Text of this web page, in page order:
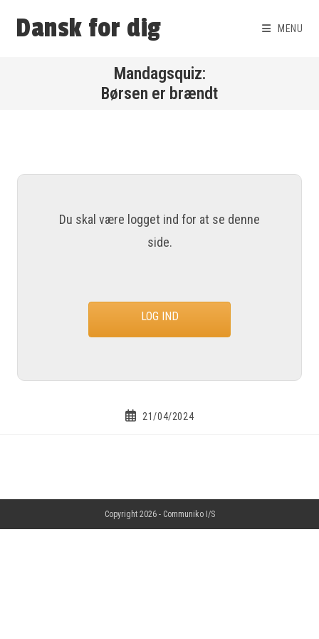
Dansk for dig MENU
Børsen er brændt
Du skal være logget ind for at se denne
side.
LOG IND
21/04/2024
Copyright 2026 - Communiko I/S